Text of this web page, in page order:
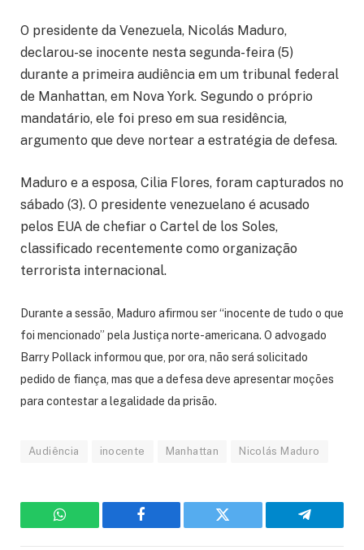
O presidente da Venezuela, Nicolás Maduro,
declarou-se inocente nesta segunda-feira (5)
durante a primeira audiência em um tribunal federal
de Manhattan, em Nova York. Segundo o próprio
mandatário, ele foi preso em sua residência,
argumento que deve nortear a estratégia de defesa.
Maduro e a esposa, Cilia Flores, foram capturados no
sábado (3). O presidente venezuelano é acusado
pelos EUA de chefiar o Cartel de los Soles,
classificado recentemente como organização
terrorista internacional.
Durante a sessão, Maduro afirmou ser “inocente de tudo o que
foi mencionado” pela Justiça norte-americana. O advogado
Barry Pollack informou que, por ora, não será solicitado
pedido de fiança, mas que a defesa deve apresentar moções
para contestar a legalidade da prisão.
Audiência inocente Manhattan Nicolás Maduro
WhatsApp Facebook Twitter Telegram